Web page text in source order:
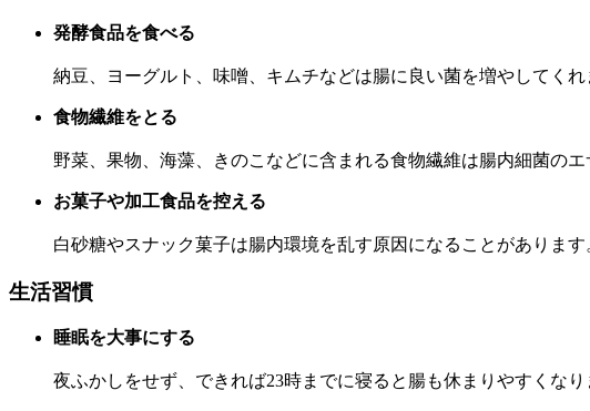
発酵食品を食べる
納豆、ヨーグルト、味噌、キムチなどは腸に良い菌を増やしてくれ
食物繊維をとる
野菜、果物、海藻、きのこなどに含まれる食物繊維は腸内細菌の
お菓子や加工食品を控える
白砂糖やスナック菓子は腸内環境を乱す原因になることがあります
生活習慣
睡眠を大事にする
夜ふかしをせず、できれば23時までに寝ると腸も休まりやすくなり